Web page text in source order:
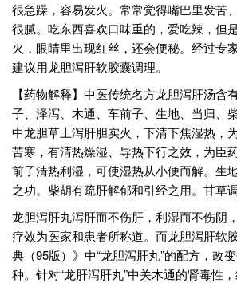
很急躁，容易发火。常常觉得嘴巴里发苦
很腻。吃东西喜欢口味重的，爱吃辣，但
火，眼睛里出现红丝，还会便秘。经过专
建议用龙胆泻肝软胶囊调理。
【药物解释】中医传统名方龙胆泻肝汤含
子、泽泻、木通、车前子、生地、当归、
中龙胆草上泻肝胆实火，下清下焦湿热，
苦寒，有清热燥湿、导热下行之效，为臣
前子清热利湿，可使湿热从小便而解。生
之功。柴胡有疏肝解郁和引经之用。甘草调
龙胆泻肝丸泻肝而不伤肝，利湿而不伤阴
疗效为医家和患者所称道。而龙胆泻肝软
典（95版）》中“龙胆泻肝丸”的配方，改
种。针对“龙肝泻肝丸”中关木通的肾毒性